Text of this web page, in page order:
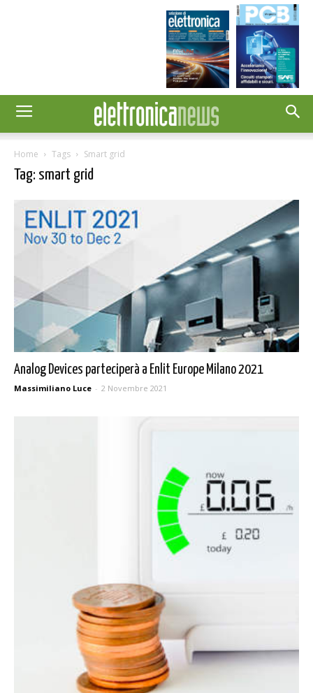
Home Tags Smart grid
Tag: smart grid
Analog Devices parteciperà a Enlit Europe Milano 2021
Massimiliano Luce - 2 Novembre 2021